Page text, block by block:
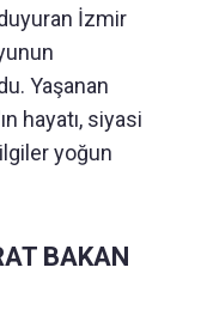
İzmir
Yaşanan
hayatı, siyasi
yoğun
BAKAN